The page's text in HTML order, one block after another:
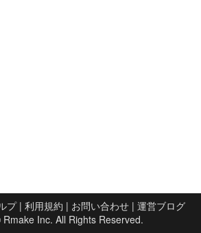
プ| 利用規約 | お問い合わせ| 運営ブログ
Rmake Inc. All Rights Reserved.